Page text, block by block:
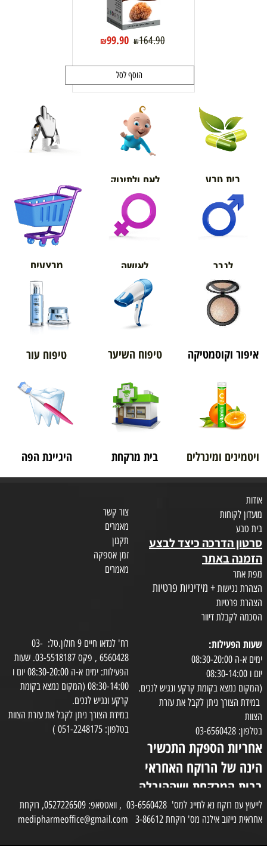
₪164.90
₪99.90
הוסף לסל
בית טבע לאם ולתינוק
אורטופדיה
לגבר לאישה מבצעים
איפור וקוסמטיקה טיפוח השיער טיפוח עור
ויטמינים ומינרלים בית מרקחת היגיינת הפה
אודות
מועדון לקוחות
בית טבע
סרטון הדרכה כיצד לבצע
הזמנה באתר
מפת אתר
הצהרת נגישות + מידיניות פרטיות
הצהרת פרטיות
הסכמה לקבלת דיוור
צור קשר
מאמרים
תקנון
זמן אספקה
מאמרים
שעות הפעילות:
ימים א-ה 08:30-20:00
יום ו 08:30-14:00
(המקום נמצא בקומת קרקע ונגיש לנכים.
במידת הצורך ניתן לקבל את עזרת
הצוות
בטלפון: 03-6560428
אחריות הספקת התכשיר
הינה של הרוקח האחראי
בבית המרקחת ושההובלה
בפועל תעשה בעזרת
השליח
רח' לנדאו חיים 9 חולון.טל: 03-
6560428 , פקס 03-5518187. שעות
הפעילות: ימים א-ה 08:30-20:00 יום ו
08:30-14:00 (המקום נמצא בקומת
קרקע ונגיש לנכים.
במידת הצורך ניתן לקבל את עזרת הצוות
בטלפון: 051-2248175 )
לייעוץ עם רוקח נא לחייג למס' 03-6560428 , וואטסאפ: 0527226509, רוקחת
אחראית נייזוב אילנה מס' רוקחת 3-86612 medipharmeoffice@gmail.com